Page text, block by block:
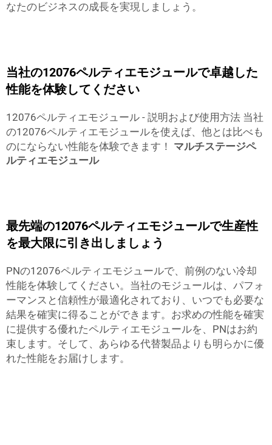
なたのビジネスの成長を実現しましょう。
当社の12076ペルティエモジュールで卓越した
性能を体験してください
12076ペルティエモジュール - 説明および使用方法 当社
の12076ペルティエモジュールを使えば、他とは比べも
のにならない性能を体験できます！ マルチステージペ
ルティエモジュール
最先端の12076ペルティエモジュールで生産性
を最大限に引き出しましょう
PNの12076ペルティエモジュールで、前例のない冷却
性能を体験してください。当社のモジュールは、パフォ
ーマンスと信頼性が最適化されており、いつでも必要な
結果を確実に得ることができます。お求めの性能を確実
に提供する優れたペルティエモジュールを、PNはお約
束します。そして、あらゆる代替製品よりも明らかに優
れた性能をお届けします。